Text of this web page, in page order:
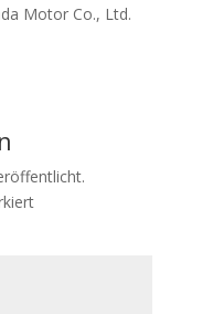
Motor Co., Ltd.